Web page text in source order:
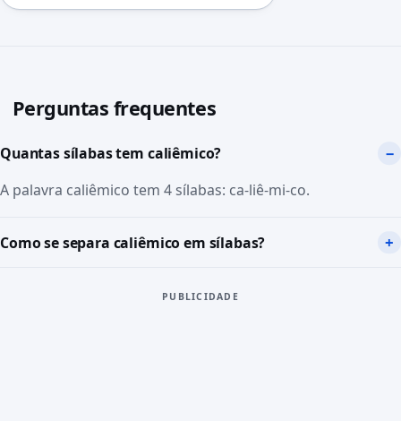
Perguntas frequentes
Quantas sílabas tem caliêmico?
A palavra caliêmico tem 4 sílabas: ca-liê-mi-co.
Como se separa caliêmico em sílabas?
PUBLICIDADE